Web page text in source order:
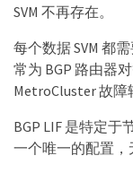
SVM 不再存在。
每个数据 SVM 都
常为 BGP 路由器
MetroCluster 故障
BGP LIF 是特定
一个唯一的配置，